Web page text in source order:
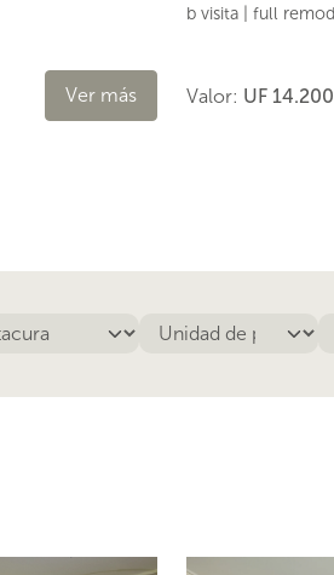
Ver más
b visita | full
Valor: UF 14.200